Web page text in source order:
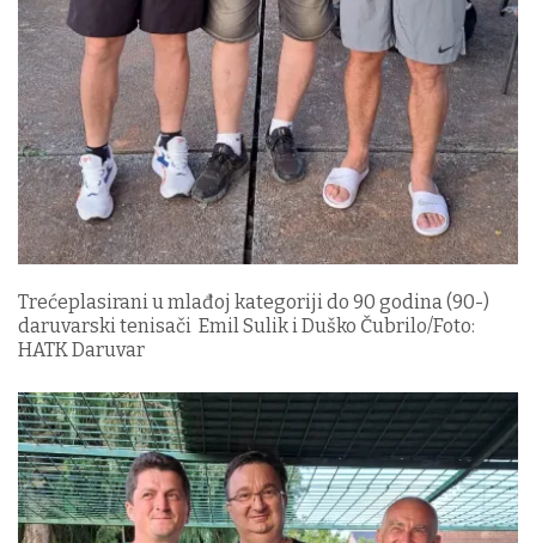
Trećeplasirani u mlađoj kategoriji do 90 godina (90-)
daruvarski tenisači Emil Sulik i Duško Čubrilo/Foto:
HATK Daruvar